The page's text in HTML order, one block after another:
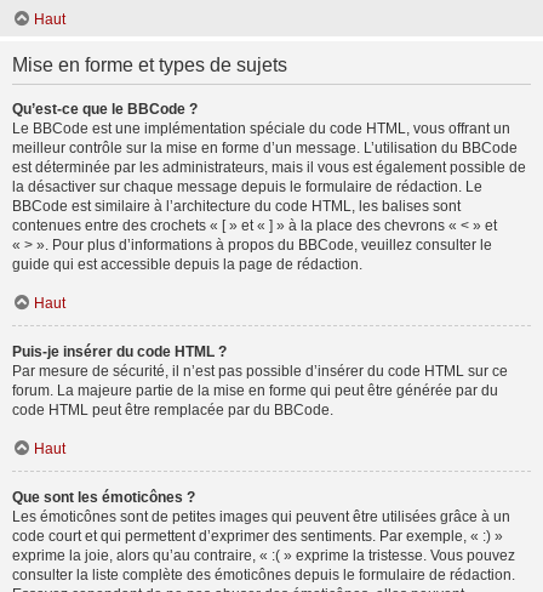
Haut
Mise en forme et types de sujets
Qu’est-ce que le BBCode ?
Le BBCode est une implémentation spéciale du code HTML, vous offrant un
meilleur contrôle sur la mise en forme d’un message. L’utilisation du BBCode
est déterminée par les administrateurs, mais il vous est également possible de
la désactiver sur chaque message depuis le formulaire de rédaction. Le
BBCode est similaire à l’architecture du code HTML, les balises sont
contenues entre des crochets « [ » et « ] » à la place des chevrons « < » et
« > ». Pour plus d’informations à propos du BBCode, veuillez consulter le
guide qui est accessible depuis la page de rédaction.
Haut
Puis-je insérer du code HTML ?
Par mesure de sécurité, il n’est pas possible d’insérer du code HTML sur ce
forum. La majeure partie de la mise en forme qui peut être générée par du
code HTML peut être remplacée par du BBCode.
Haut
Que sont les émoticônes ?
Les émoticônes sont de petites images qui peuvent être utilisées grâce à un
code court et qui permettent d’exprimer des sentiments. Par exemple, « :) »
exprime la joie, alors qu’au contraire, « :( » exprime la tristesse. Vous pouvez
consulter la liste complète des émoticônes depuis le formulaire de rédaction.